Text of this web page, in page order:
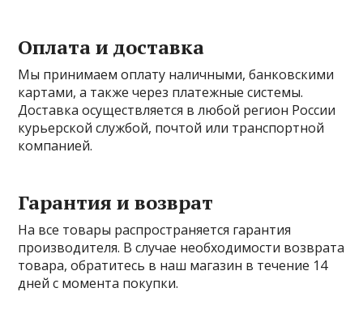
Оплата и доставка
Мы принимаем оплату наличными, банковскими
картами, а также через платежные системы.
Доставка осуществляется в любой регион России
курьерской службой, почтой или транспортной
компанией.
Гарантия и возврат
На все товары распространяется гарантия
производителя. В случае необходимости возврата
товара, обратитесь в наш магазин в течение 14
дней с момента покупки.